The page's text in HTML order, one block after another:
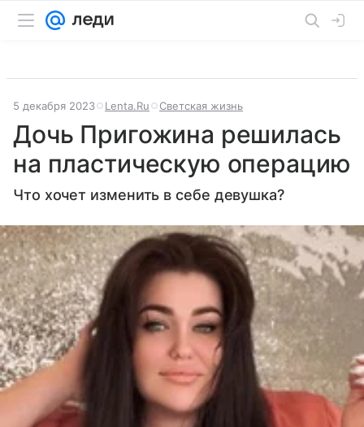
5 декабря 2023 Lenta.Ru Светская жизнь
Дочь Пригожина решилась
на пластическую операцию
Что хочет изменить в себе девушка?